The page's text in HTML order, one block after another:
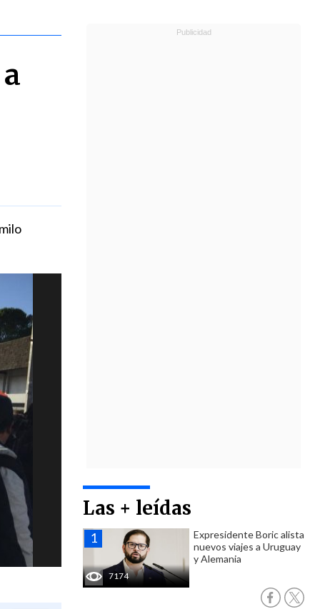
Las + leídas
7174
Expresidente Boric alista
nuevos viajes a Uruguay
y Alemania